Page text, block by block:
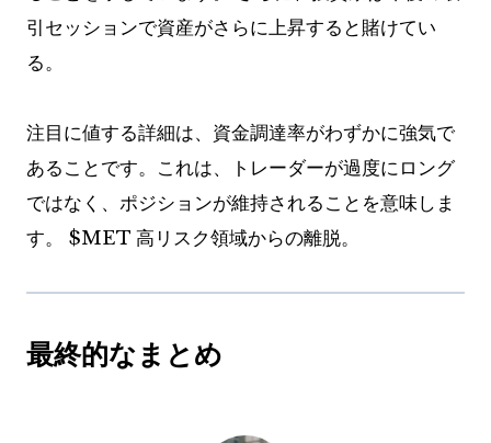
引セッションで資産がさらに上昇すると賭けてい
る。
注目に値する詳細は、資金調達率がわずかに強気で
あることです。これは、トレーダーが過度にロング
ではなく、ポジションが維持されることを意味しま
す。 $MET 高リスク領域からの離脱。
最終的なまとめ